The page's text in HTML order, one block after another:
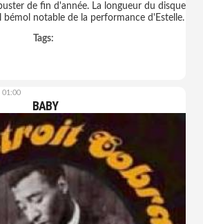
de fin d'année. La longueur du disque
bémol notable de la performance d'Estelle.
Tags:
01:00
BABY